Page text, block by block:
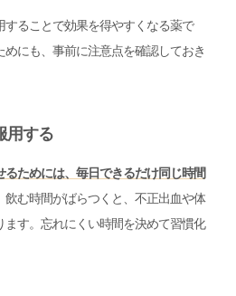
することで効果を得やすくなる薬で
にも、事前に注意点を確認しておき
用する
ためには、毎日できるだけ同じ時間
飲む時間がばらつくと、不正出血や体
す。忘れにくい時間を決めて習慣化